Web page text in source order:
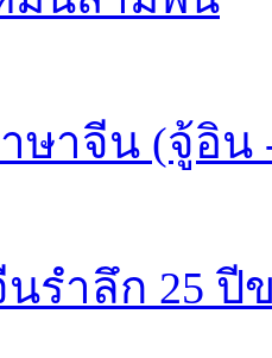
ษาจีน (จู้อิน
นรำลึก 25 ปี